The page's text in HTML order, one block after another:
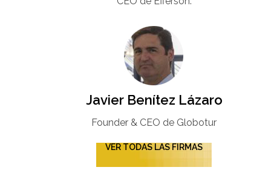
Javier Benítez Lázaro
Founder & CEO de Globotur​
VER TODAS LAS FIRMAS